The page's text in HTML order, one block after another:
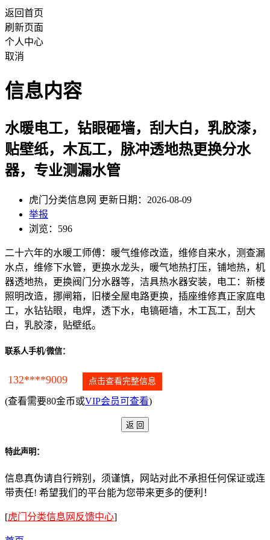
返回首页
刷新页面
个人中心
取消
信息内容
水暖电工，钻眼砸墙，刮大白，乳胶漆，
贴壁纸，木瓦工，脉冲透地热更换分水
器，专业测漏水管
虎门分类信息网 更新日期：2026-08-09
举报
浏览：596
二十六年的水暖工师傅：暖气维修改造，维修自来水，测查漏
水点，维修下水管，更换水龙头，暖气地热打压，铺地热，机
器透地热，更换阀门分水器等，洁具热水器安装，电工：新楼
照明改造，挪闸箱，旧楼全屋电路更换，插座维修真正家庭电
工，水钻钻眼，电焊，透下水，电镐砸墙，木工瓦工，刮大
白，乳胶漆，贴壁纸。
联系人手机/微信：
132****9009 点击查看完整信息
(查看需要80金币或VIP会员可查看)
特此声明：
信息真伪请自行辨别，须谨慎，网站对此不承担任何保证或连
带责任! 希望我们的平台能为您带来更多的便利！
[虎门分类信息网反馈中心]